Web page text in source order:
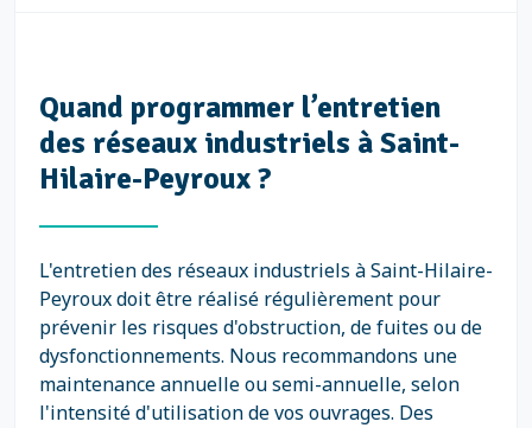
Quand programmer l’entretien
des réseaux industriels à Saint-
Hilaire-Peyroux ?
L'entretien des réseaux industriels à Saint-Hilaire-
Peyroux doit être réalisé régulièrement pour
prévenir les risques d'obstruction, de fuites ou de
dysfonctionnements. Nous recommandons une
maintenance annuelle ou semi-annuelle, selon
l'intensité d'utilisation de vos ouvrages. Des